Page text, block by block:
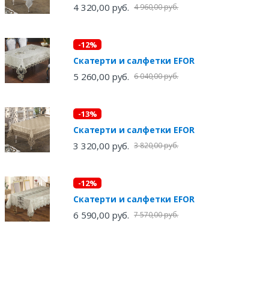
4 320,00 руб. 4 960,00 руб.
-12%
Скатерти и салфетки EFOR
5 260,00 руб. 6 040,00 руб.
-13%
Скатерти и салфетки EFOR
3 320,00 руб. 3 820,00 руб.
-12%
Скатерти и салфетки EFOR
6 590,00 руб. 7 570,00 руб.